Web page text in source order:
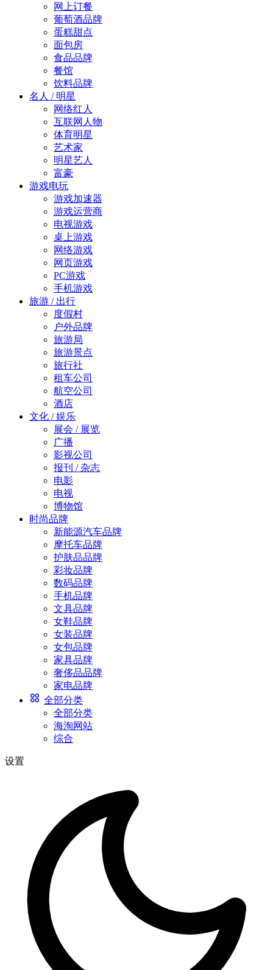
网上订餐
葡萄酒品牌
蛋糕甜点
面包房
食品品牌
餐馆
饮料品牌
名人 / 明星
网络红人
互联网人物
体育明星
艺术家
明星艺人
富豪
游戏电玩
游戏加速器
游戏运营商
电视游戏
桌上游戏
网络游戏
网页游戏
PC游戏
手机游戏
旅游 / 出行
度假村
户外品牌
旅游局
旅游景点
旅行社
租车公司
航空公司
酒店
文化 / 娱乐
展会 / 展览
广播
影视公司
报刊 / 杂志
电影
电视
博物馆
时尚品牌
新能源汽车品牌
摩托车品牌
护肤品品牌
彩妆品牌
数码品牌
手机品牌
文具品牌
女鞋品牌
女装品牌
女包品牌
家具品牌
奢侈品品牌
家电品牌
全部分类
全部分类
海淘网站
综合
设置